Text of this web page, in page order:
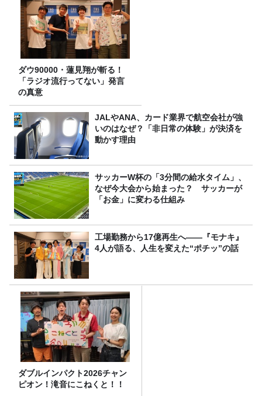
ダウ90000・蓮見翔が斬る！
「ラジオ流行ってない」発言
の真意
JALやANA、カード業界で航空会社が強
いのはなぜ？「非日常の体験」が決済を
動かす理由
サッカーW杯の「3分間の給水タイム」、
なぜ今大会から始まった？ サッカーが
「お金」に変わる仕組み
工場勤務から17億再生へ——『モナキ』
4人が語る、人生を変えた“ポチッ”の話
ダブルインパクト2026チャン
ピオン！滝音にこねくと！！